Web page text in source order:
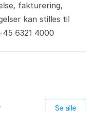
fakturering,
kan stilles til
6321 4000
Se alle